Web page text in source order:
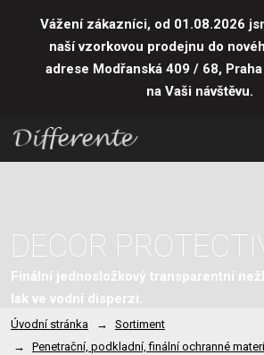
Vážení zákazníci, od 01.08.2026
naší vzorkovou prodejnu do
adrese Modřanská 409 / 68,
na Vaši návštěvu.
DECOR
Finální jednosložkový transparentní
lak ve vodní disperzi.
Úvodní stránka
Sortiment
Penetrační, podkladní, finální ochranné